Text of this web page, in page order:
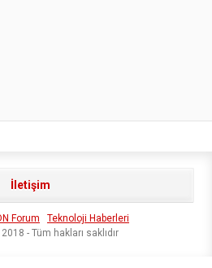
İletişim
Forum
Teknoloji Haberleri
- Tüm hakları saklıdır